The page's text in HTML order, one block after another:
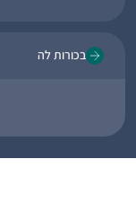
בכורות לה